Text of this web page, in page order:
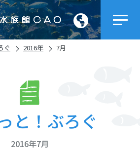
ぐ 2016年 7月
と！ぶろぐ
2016年7月